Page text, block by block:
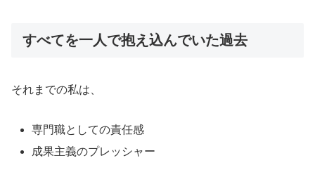
すべてを一人で抱え込んでいた過去
それまでの私は、
専門職としての責任感
成果主義のプレッシャー